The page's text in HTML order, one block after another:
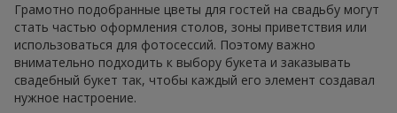
Грамотно подобранные цветы для гостей на свадьбу могут
стать частью оформления столов, зоны приветствия или
использоваться для фотосессий. Поэтому важно
внимательно подходить к выбору букета и заказывать
свадебный букет так, чтобы каждый его элемент создавал
нужное настроение.